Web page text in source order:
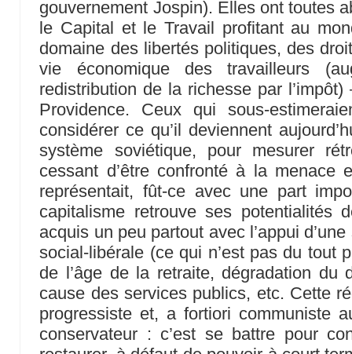
gouvernement Jospin). Elles ont toutes
le Capital et le Travail profitant au
domaine des libertés politiques, des
vie économique des travailleurs
redistribution de la richesse par l’impôt)
Providence. Ceux qui sous-
considérer ce qu’il deviennent
système soviétique, pour mesurer
cessant d’être confronté à la menace
représentait, fût-ce avec une part
capitalisme retrouve ses potentialités
acquis un peu partout avec l’appui
social-libérale (ce qui n’est pas du tout
de l’âge de la retraite, dégradation du
cause des services publics, etc. Cette
progressiste et, a fortiori communiste
conservateur : c’est se battre pour